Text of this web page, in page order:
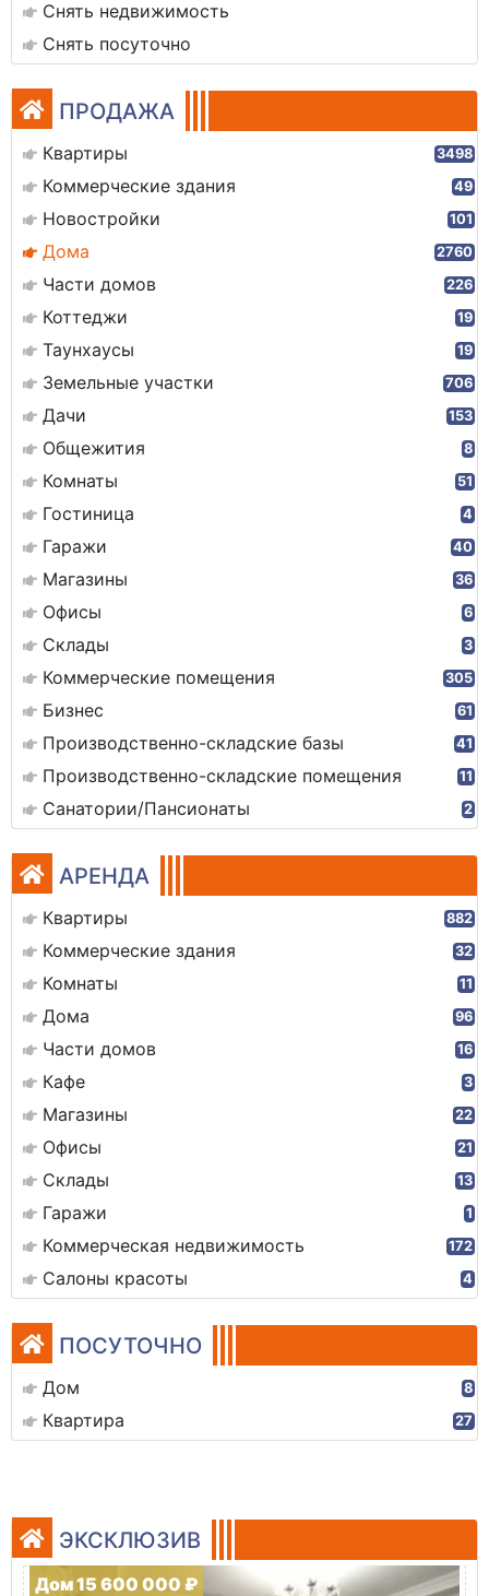
Снять недвижимость
Снять посуточно
ПРОДАЖА
Квартиры 3498
Коммерческие здания 49
Новостройки 101
Дома 2760
Части домов 226
Коттеджи 19
Таунхаусы 19
Земельные участки 706
Дачи 153
Общежития 8
Комнаты 51
Гостиница 4
Гаражи 40
Магазины 36
Офисы 6
Склады 3
Коммерческие помещения 305
Бизнес 61
Производственно-складские базы 41
Производственно-складские помещения 11
Санатории/Пансионаты 2
АРЕНДА
Квартиры 882
Коммерческие здания 32
Комнаты 11
Дома 96
Части домов 16
Кафе 3
Магазины 22
Офисы 21
Склады 13
Гаражи 1
Коммерческая недвижимость 172
Салоны красоты 4
ПОСУТОЧНО
Дом 8
Квартира 27
ЭКСКЛЮЗИВ
Дом 15 600 000 ₽